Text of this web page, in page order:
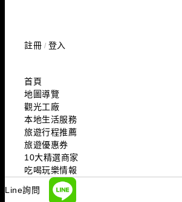
註冊 / 登入
首頁
地圖導覽
觀光工廠
本地生活服務
旅遊行程推薦
旅遊優惠券
10大精選商家
吃喝玩樂情報
Line詢問